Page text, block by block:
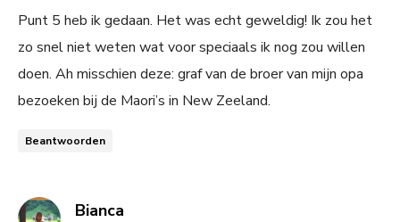
Punt 5 heb ik gedaan. Het was echt geweldig! Ik zou het
zo snel niet weten wat voor speciaals ik nog zou willen
doen. Ah misschien deze: graf van de broer van mijn opa
bezoeken bij de Maori’s in New Zeeland.
Beantwoorden
Bianca